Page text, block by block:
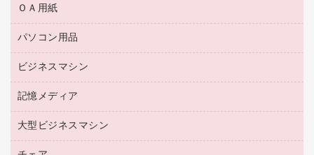
互換インクカートリッジ
リサイクルトナー（リターン方式）
リサイクルトナー（プール方式）
リサイクルインクカートリッジ
プリンタ用リボン
トナーカートリッジ
ＯＡ用紙
名刺用紙
帳票用紙／フォーム用紙
ワープロ用紙
ラベル用紙
プロッター用紙
パソコン用品
パソコン周辺機器
各種ケーブル
マウスパッド
マウス
ビジネスマシン
電話機
レーザープリンタ／複合機
メモリーカード
記憶メディア
ブルーレイディスク
大型ビジネスマシン